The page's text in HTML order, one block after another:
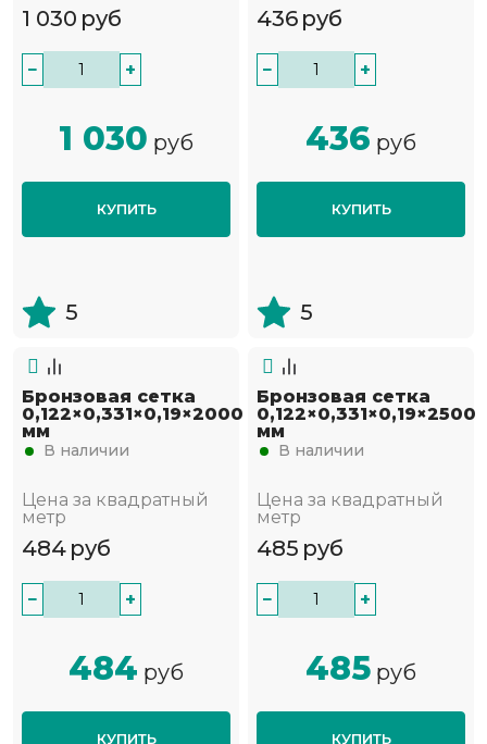
1 030 руб
− +
1 030 руб
КУПИТЬ
5
436 руб
− +
436 руб
КУПИТЬ
5
Бронзовая сетка
0,122×0,331×0,19×2000
мм
В наличии
Цена за квадратный
метр
484 руб
− +
484 руб
КУПИТЬ
Бронзовая сетка
0,122×0,331×0,19×2500
мм
В наличии
Цена за квадратный
метр
485 руб
− +
485 руб
КУПИТЬ